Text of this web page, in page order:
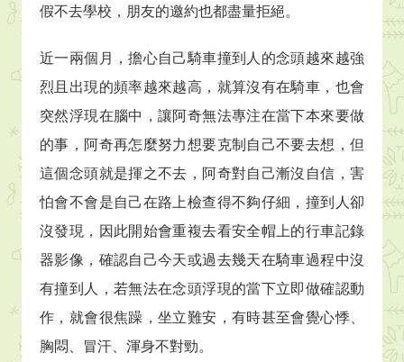
假不去學校，朋友的邀約也都盡量拒絕。
近一兩個月，擔心自己騎車撞到人的念頭越來越強
烈且出現的頻率越來越高，就算沒有在騎車，也會
突然浮現在腦中，讓阿奇無法專注在當下本來要做
的事，阿奇再怎麼努力想要克制自己不要去想，但
這個念頭就是揮之不去，阿奇對自己漸沒自信，害
怕會不會是自己在路上檢查得不夠仔細，撞到人卻
沒發現，因此開始會重複去看安全帽上的行車記錄
器影像，確認自己今天或過去幾天在騎車過程中沒
有撞到人，若無法在念頭浮現的當下立即做確認動
作，就會很焦躁，坐立難安，有時甚至會覺心悸、
胸悶、冒汗、渾身不對勁。